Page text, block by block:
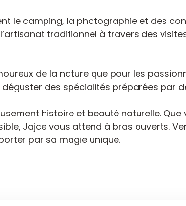
le camping, la photographie et des
traditionnel à travers des
de la nature que pour les
des spécialités préparées par
histoire et beauté naturelle. Que
Jajce vous attend à bras ouverts.
par sa magie unique.